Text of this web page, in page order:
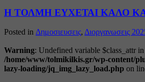
Η ΤΟΛΜΗ ΕΥΧΕΤΑΙ ΚΑΛΟ
Posted in Δημοσιευσεις, Διοργανωσεις
Warning: Undefined variable $class_attr in
/home/www/tolmikilkis.gr/wp-content/
lazy-loading/jq_img_lazy_load.php on